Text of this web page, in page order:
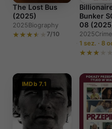
The Lost Bus
(2025)
2025Biography
7/10
Bunker
08
2025Crime
1 sez. · 8
IMDb 7.1